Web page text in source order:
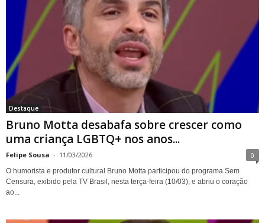
Destaque
Bruno Motta desabafa sobre crescer como
uma criança LGBTQ+ nos anos...
Felipe Sousa - 11/03/2026 0
O humorista e produtor cultural Bruno Motta participou do programa Sem
Censura, exibido pela TV Brasil, nesta terça-feira (10/03), e abriu o coração
ao...